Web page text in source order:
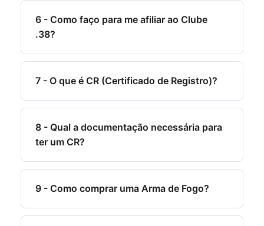
6 - Como faço para me afiliar ao Clube
.38?
7 - O que é CR (Certificado de Registro)?
8 - Qual a documentação necessária para
ter um CR?
9 - Como comprar uma Arma de Fogo?